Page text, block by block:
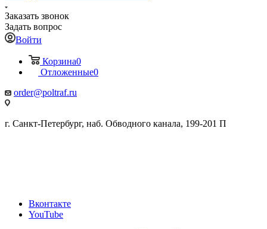
Заказать звонок
Задать вопрос
Войти
Корзина0
Отложенные0
order@poltraf.ru
г. Санкт-Петербург, наб. Обводного канала, 199-201 П
Вконтакте
YouTube